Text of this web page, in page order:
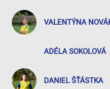
VALENTÝNA
ADÉLA SOKOLOVÁ
DANIEL ŠŤÁSTKA